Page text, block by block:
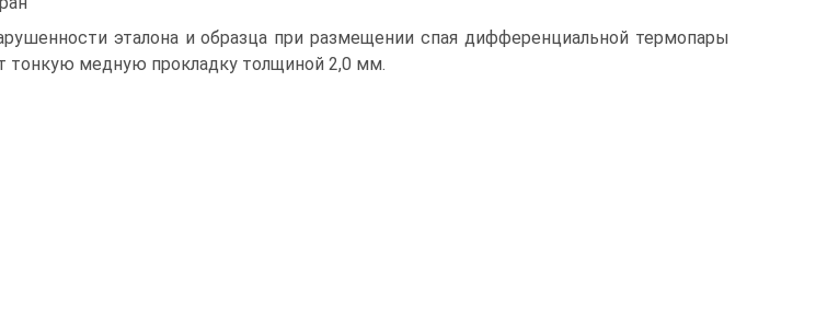
эталона и образца при размещении спая дифференциальной термопары
медную прокладку толщиной 2,0 мм.